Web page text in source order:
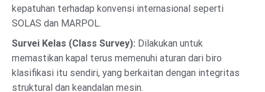
kepatuhan terhadap konvensi internasional seperti
SOLAS dan MARPOL.
Survei Kelas (Class Survey): Dilakukan untuk
memastikan kapal terus memenuhi aturan dari biro
klasifikasi itu sendiri, yang berkaitan dengan integritas
struktural dan keandalan mesin.